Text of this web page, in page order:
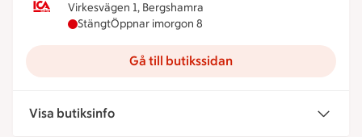
Virkesvägen 1, Bergshamra
ICA Bergshamra har stängt idag, öppnar imorgon
StängtÖppnar imorgon 8
Gå till butikssidan
Visa butiksinfo